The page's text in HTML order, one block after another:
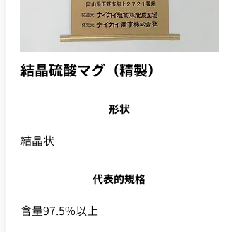
結晶硫酸マグ（精製）
形状
結晶状
代表的規格
含量97.5%以上